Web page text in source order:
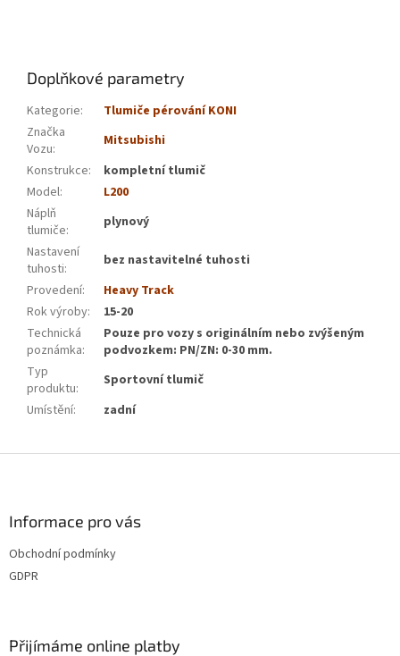
Doplňkové parametry
Kategorie:
Tlumiče pérování KONI
Značka
Vozu:
Mitsubishi
Konstrukce:
kompletní tlumič
Model:
L200
Náplň
tlumiče:
plynový
Nastavení
tuhosti:
bez nastavitelné tuhosti
Provedení:
Heavy Track
Rok výroby:
15-20
Technická
poznámka:
Pouze pro vozy s originálním nebo zvýšeným
podvozkem: PN/ZN: 0-30 mm.
Typ
produktu:
Sportovní tlumič
Umístění: zadní
Informace pro vás
Obchodní podmínky
GDPR
Přijímáme online platby